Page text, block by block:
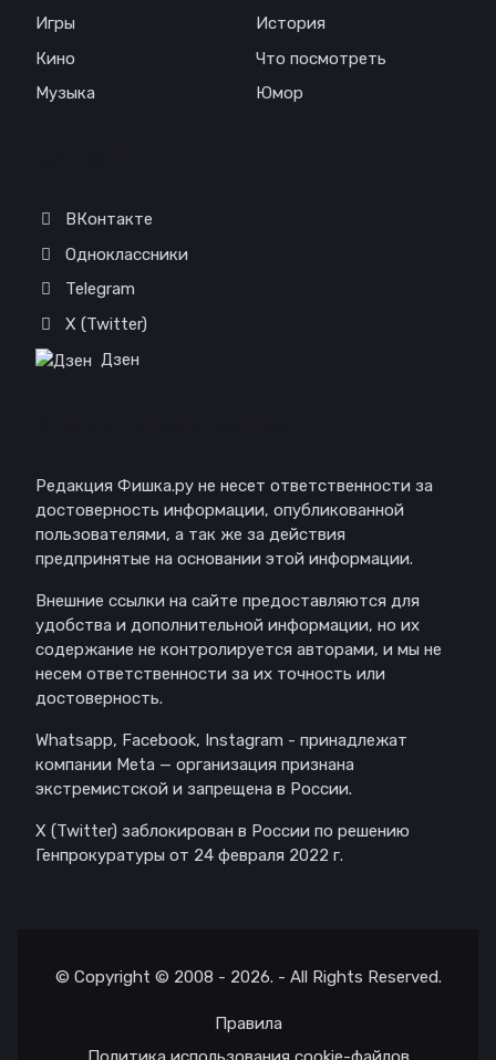
Игры
Кино
Музыка
История
Что посмотреть
Юмор
ВКонтакте
Одноклассники
Telegram
X (Twitter)
Дзен
Редакция Фишка.ру не несет ответственности за
достоверность информации, опубликованной
пользователями, а так же за действия
предпринятые на основании этой информации.
Внешние ссылки на сайте предоставляются для
удобства и дополнительной информации, но их
содержание не контролируется авторами, и мы не
несем ответственности за их точность или
достоверность.
Whatsapp, Facebook, Instagram - принадлежат
компании Meta — организация признана
экстремистской и запрещена в России.
X (Twitter) заблокирован в России по решению
Генпрокуратуры от 24 февраля 2022 г.
© Copyright © 2008 - 2026. - All Rights Reserved.
Правила